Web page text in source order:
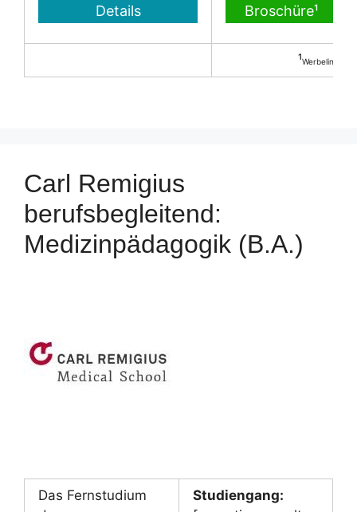
Details Broschüre¹
¹Werbelink
Carl Remigius
berufsbegleitend:
Medizinpädagogik (B.A.)
Das Fernstudium
Studiengang: